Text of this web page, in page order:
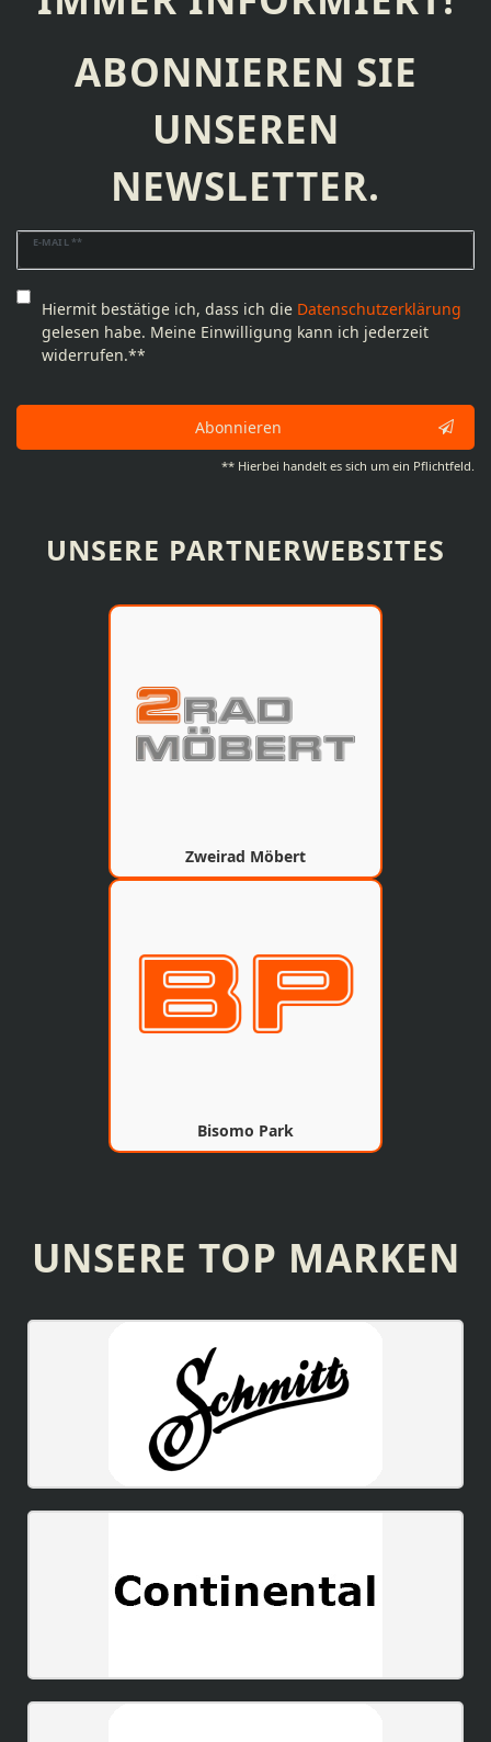
ABONNIEREN SIE
UNSEREN
NEWSLETTER.
E-MAIL **
Newsletter
Honig
Hiermit bestätige ich, dass ich die Daten­schutz­erklärung
gelesen habe. Meine Einwilligung kann ich jederzeit
widerrufen.**
Abonnieren
** Hierbei handelt es sich um ein Pflichtfeld.
UNSERE PARTNERWEBSITES
Zweirad Möbert
Bisomo Park
UNSERE TOP MARKEN